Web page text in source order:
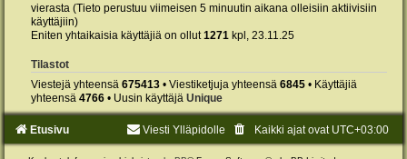
vierasta (Tieto perustuu viimeisen 5 minuutin aikana olleisiin aktiivisiin
käyttäjiin)
Eniten yhtaikaisia käyttäjiä on ollut1271 kpl, 23.11.25
Tilastot
Viestejä yhteensä 675413 • Viestiketjuja yhteensä 6845 • Käyttäjiä
yhteensä 4766 • Uusin käyttäjä Unique
Etusivu Kaikki ajat ovat UTC+03:00
Viesti Ylläpidolle